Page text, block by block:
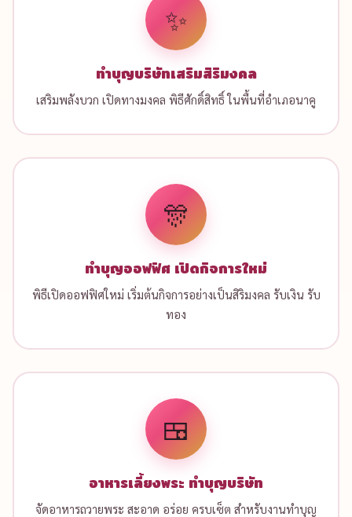
✨
ทำบุญบริษัทเสริมสิริมงคล
เสริมพลังบวก เปิดทางมงคล พิธีศักดิ์สิทธิ์ ในพื้นที่อำเภอนาคู
🎊
ทำบุญออฟฟิศ เปิดกิจการใหม่
พิธีเปิดออฟฟิศใหม่ เริ่มต้นกิจการอย่างเป็นสิริมงคล รับเงิน รับ
ทอง
🍱
อาหารเลี้ยงพระ ทำบุญบริษัท
จัดอาหารถวายพระ สะอาด อร่อย ครบเซ็ต สำหรับงานทำบุญ